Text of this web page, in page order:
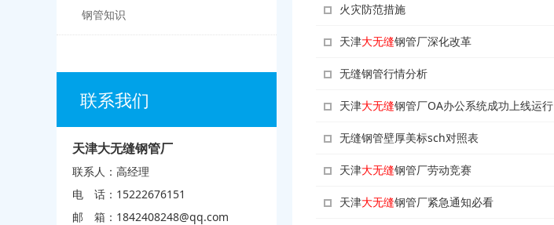
钢管知识
联系我们
天津大无缝钢管厂
联系人：高经理
电 话：15222676151
邮 箱： 1842408248@qq.com
火灾防范措施
天津大无缝钢管厂深化改革
无缝钢管行情分析
天津大无缝钢管厂OA办公系统成功上线运行
无缝钢管壁厚美标sch对照表
天津大无缝钢管厂劳动竞赛
天津大无缝钢管厂紧急通知必看